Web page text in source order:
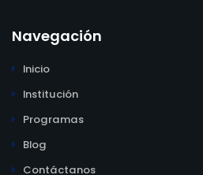
Navegación
Inicio
Institución
Programas
Blog
Contáctanos